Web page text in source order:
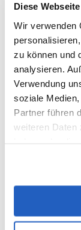
Diese
Wir verwenden
zu können und
analysieren.
Verwendung
soziale
Partner führen
weiteren Daten
SAP
SAP